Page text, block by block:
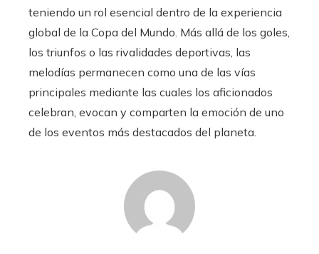
teniendo un rol esencial dentro de la experiencia
global de la Copa del Mundo. Más allá de los goles,
los triunfos o las rivalidades deportivas, las
melodías permanecen como una de las vías
principales mediante las cuales los aficionados
celebran, evocan y comparten la emoción de uno
de los eventos más destacados del planeta.